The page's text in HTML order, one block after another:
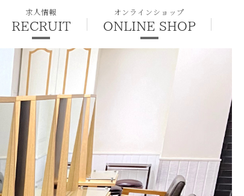
求人情報
RECRUIT
オンラインショップ
ONLINE SHOP